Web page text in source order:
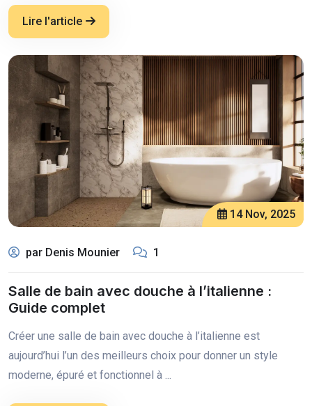
Lire l'article
14 Nov, 2025
par Denis Mounier 1
Salle de bain avec douche à l’italienne :
Guide complet
Créer une salle de bain avec douche à l’italienne est
aujourd’hui l’un des meilleurs choix pour donner un style
moderne, épuré et fonctionnel à ...